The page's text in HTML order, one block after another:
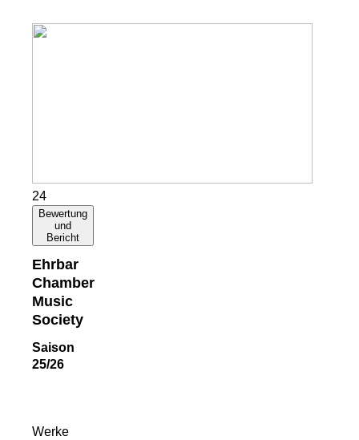
24
Bewertung
und
Bericht
Ehrbar
Chamber
Music
Society
Saison
25/26
Werke